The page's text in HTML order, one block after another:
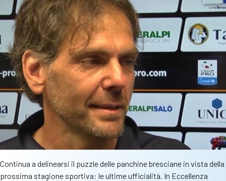
il
punto
Continua a delinearsi il puzzle delle panchine bresciane in vista della
prossima stagione sportiva: le ultime ufficialità. In Eccellenza